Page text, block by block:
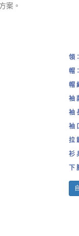
案。
領：
帽：
帽
袖
袖
袖
拉
衫
下